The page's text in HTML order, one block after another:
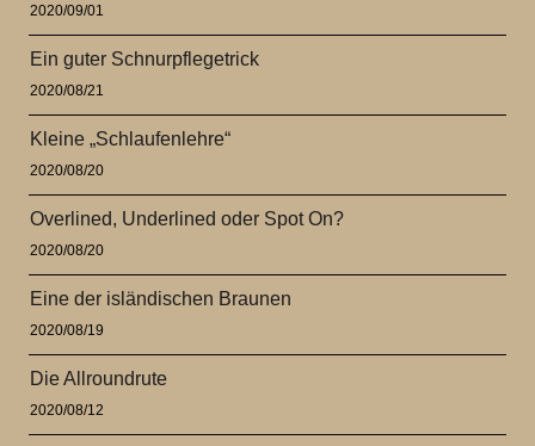
2020/09/01
Ein guter Schnurpflegetrick
2020/08/21
Kleine „Schlaufenlehre“
2020/08/20
Overlined, Underlined oder Spot On?
2020/08/20
Eine der isländischen Braunen
2020/08/19
Die Allroundrute
2020/08/12